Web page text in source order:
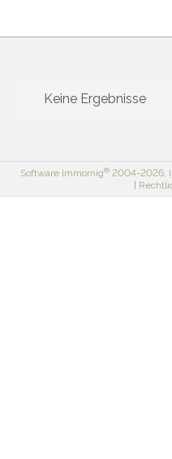
Keine Ergebnisse
Software Immomig® 2004-2026,